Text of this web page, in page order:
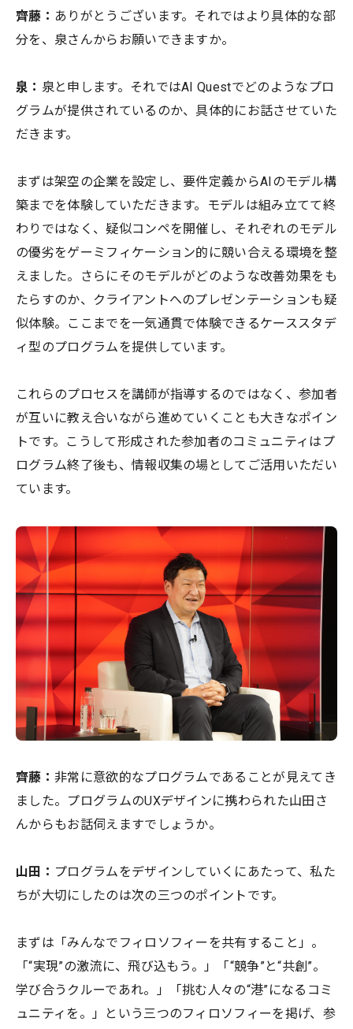
齊藤： ありがとうございます。それではより具体的な部
分を、泉さんからお願いできますか。
泉： 泉と申します。それではAI Questでどのようなプロ
グラムが提供されているのか、具体的にお話させていた
だきます。
まずは架空の企業を設定し、要件定義からAIのモデル構
築までを体験していただきます。モデルは組み立てて終
わりではなく、疑似コンペを開催し、それぞれのモデル
の優劣をゲーミフィケーション的に競い合える環境を整
えました。さらにそのモデルがどのような改善効果をも
たらすのか、クライアントへのプレゼンテーションも疑
似体験。ここまでを一気通貫で体験できるケーススタデ
ィ型のプログラムを提供しています。
これらのプロセスを講師が指導するのではなく、参加者
が互いに教え合いながら進めていくことも大きなポイン
トです。こうして形成された参加者のコミュニティはプ
ログラム終了後も、情報収集の場としてご活用いただい
ています。
齊藤： 非常に意欲的なプログラムであることが見えてき
ました。プログラムのUXデザインに携わられた山田さ
んからもお話伺えますでしょうか。
山田： プログラムをデザインしていくにあたって、私た
ちが大切にしたのは次の三つのポイントです。
まずは「みんなでフィロソフィーを共有すること」。
「“実現”の激流に、飛び込もう。」「“競争”と“共創”。
学び合うクルーであれ。」「挑む人々の“港”になるコミ
ュニティを。」という三つのフィロソフィーを掲げ、参